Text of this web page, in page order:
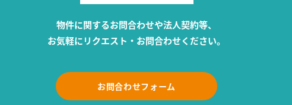
物件に関するお問合わせや法人契約等、
お気軽にリクエスト・お問合わせください。
お問合わせフォーム